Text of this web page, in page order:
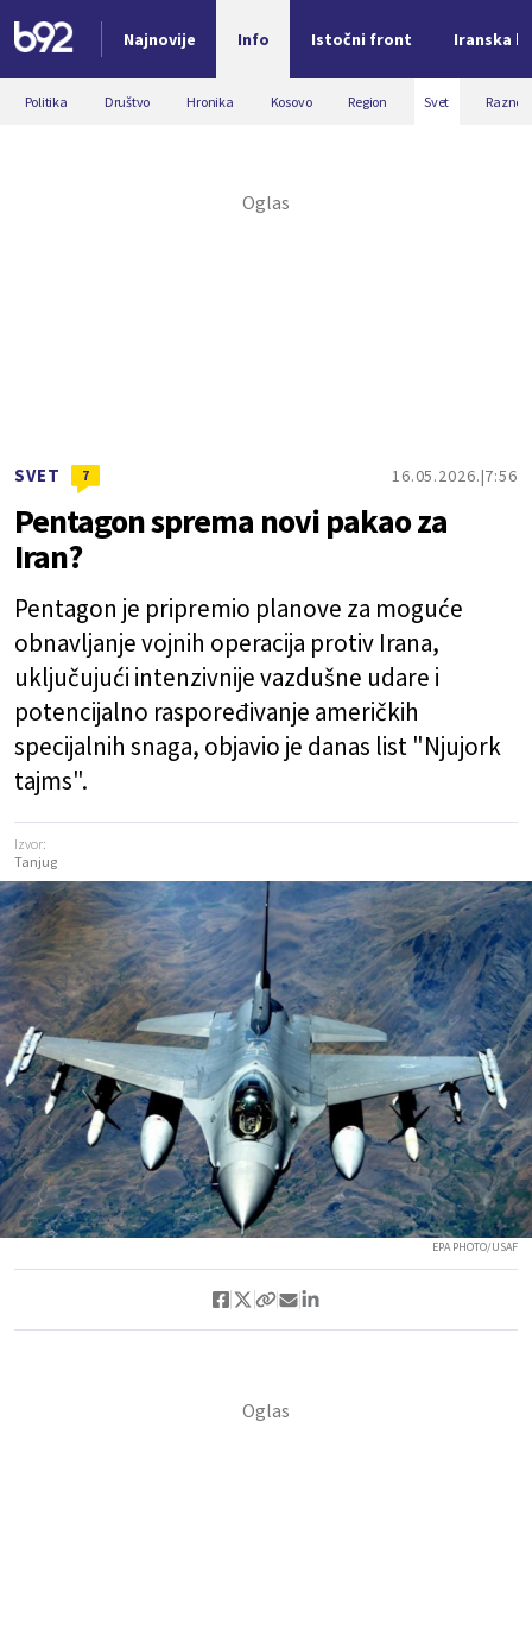
Najnovije Info Istočni front Iranska
Nova vest
Politika Društvo Hronika Kosovo Region Svet Razno
SVET 7 16.05.2026. 7:56
Pentagon sprema novi pakao za
Iran?
Pentagon je pripremio planove za moguće
obnavljanje vojnih operacija protiv Irana,
uključujući intenzivnije vazdušne udare i
potencijalno raspoređivanje američkih
specijalnih snaga, objavio je danas list "Njujork
tajms".
Izvor:
Tanjug
EPA PHOTO/USAF